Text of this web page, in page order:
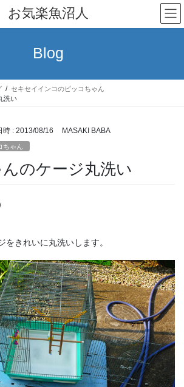
お気楽魚沼人
Blog
セキセイインコのピッコちゃん
洗い
時 : 2013/08/16 MASAKI BABA
ゃん
のケージ丸洗い
をきれいに丸洗いします。